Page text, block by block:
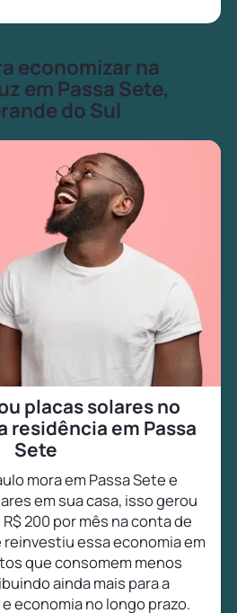
economizar na
em Passa Sete,
do Sul
placas solares no
residência em Passa
Sete
mora em Passa Sete e
em sua casa, isso gerou
200 por mês na conta de
essa economia em
que consomem menos
ainda mais para a
economia no longo prazo.